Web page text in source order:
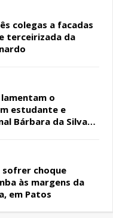
colegas a facadas
terceirizada da
o
estudante e
Bárbara da Silva
sofrer choque
às margens da
em Patos